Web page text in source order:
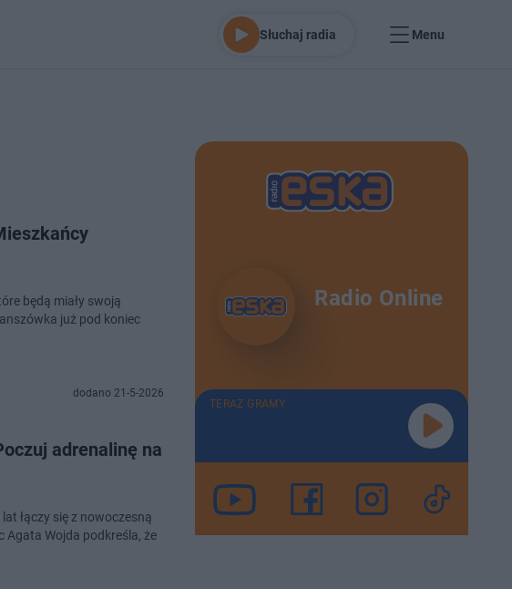
Słuchaj radia Menu
będą miały swoją
już pod koniec
dodano 21-5-2026
adrenalinę na
łączy się z nowoczesną
Radio Online
TERAZ GRAMY